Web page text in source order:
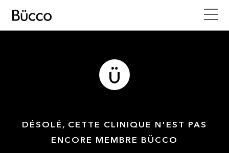
DÉSOLÉ, CETTE CLINIQUE N'EST PAS
ENCORE MEMBRE BÜCCO